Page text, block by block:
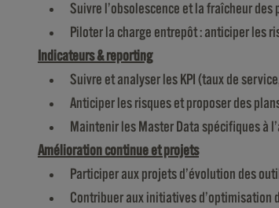
Suivre l’obsolescence et la fraîcheur
Piloter la charge entrepôt : anticiper les
Indicateurs & reporting
Suivre et analyser les KPI (taux de
Anticiper les risques et proposer des
Maintenir les Master Data spécifiques à
Amélioration continue et projets
Participer aux projets d’évolution des
Contribuer aux initiatives d’optimisation